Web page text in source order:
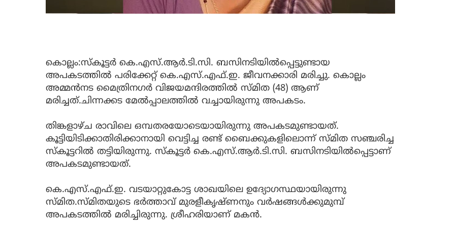
കൊല്ലം:സ്‌കൂട്ടര്‍ കെ.എസ്.ആര്‍.ടി.സി. ബസിനടിയില്‍പ്പെട്ടുണ്ടായ
അപകടത്തിൽ പരിക്കേറ്റ് കെ.എസ്.എഫ്.ഇ. ജീവനക്കാരി മരിച്ചു. കൊല്ലം
അമ്മന്‍നട മൈത്രിനഗര്‍ വിജയമന്ദിരത്തില്‍ സ്മിത (48) ആണ്
മരിച്ചത്.ചിന്നക്കട മേല്‍പ്പാലത്തില്‍ വച്ചായിരുന്നു അപകടം.
തിങ്കളാഴ്ച രാവിലെ ഒമ്പതരയോടെയായിരുന്നു അപകടമുണ്ടായത്.
കൂട്ടിയിടിക്കാതിരിക്കാനായി വെട്ടിച്ച രണ്ട് ബൈക്കുകളിലൊന്ന് സ്മിത സഞ്ചരിച്ച
സ്‌കൂട്ടറില്‍ തട്ടിയിരുന്നു. സ്‌കൂട്ടര്‍ കെ.എസ്.ആര്‍.ടി.സി. ബസിനടിയില്‍പ്പെട്ടാണ്
അപകടമുണ്ടായത്.
കെ.എസ്.എഫ്.ഇ. വടയാറ്റുകോട്ട ശാഖയിലെ ഉദ്യോഗസ്ഥയായിരുന്നു
സ്മിത.സ്മിതയുടെ ഭര്‍ത്താവ് മുരളീകൃഷ്ണനും വര്‍ഷങ്ങള്‍ക്കുമുമ്പ്
അപകടത്തില്‍ മരിച്ചിരുന്നു. ശ്രീഹരിയാണ് മകന്‍.